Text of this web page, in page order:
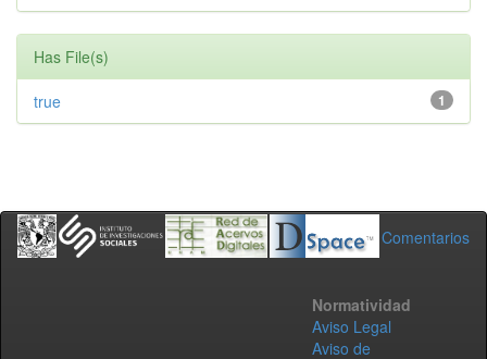
Has File(s)
1
true
Comentarios
Normatividad
Aviso Legal
Aviso de